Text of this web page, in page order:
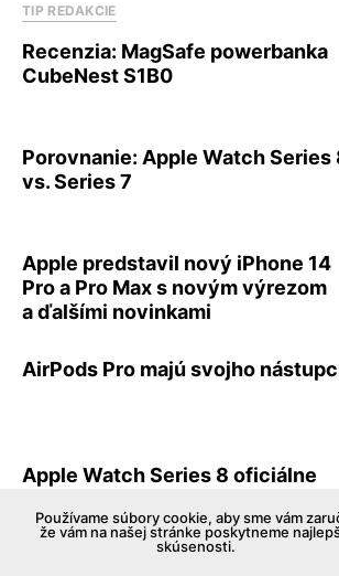
TIP REDAKCIE
Recenzia: MagSafe powerbanka
CubeNest S1B0
Porovnanie: Apple Watch Series
vs. Series 7
Apple predstavil nový iPhone 14
Pro a Pro Max s novým výrezom
a ďalšími novinkami
AirPods Pro majú svojho
Apple Watch Series 8 oficiálne
Používame súbory cookie, aby sme vám
že vám na našej stránke poskytneme
skúsenosti.